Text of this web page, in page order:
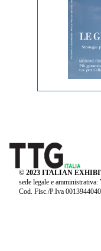
© 2023 ITALIAN
sede legale e
Cod. Fisc./P.Iva